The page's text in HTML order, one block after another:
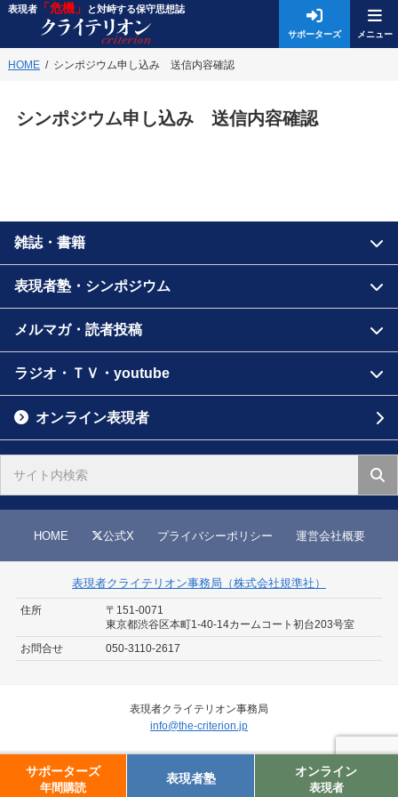
表現者「危機」 と対峙する保守思想誌
サポーターズ
HOME シンポジウム申し込み 送信内容確認
シンポジウム申し込み 送信内容確認
雑誌・書籍
表現者塾・シンポジウム
メルマガ・読者投稿
ラジオ・ＴＶ・youtube
オンライン表現者
HOME 公式X プライバシーポリシー 運営会社概要
表現者クライテリオン事務局（株式会社規準社）
住所
〒151-0071
東京都渋谷区本町1-40-14カームコート初台203号室
お問合せ
050-3110-2617
表現者クライテリオン事務局
info@the-criterion.jp
サポーターズ
年間購読
表現者塾 オンライン
表現者